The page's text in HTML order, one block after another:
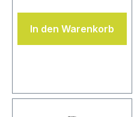
In den Warenkorb